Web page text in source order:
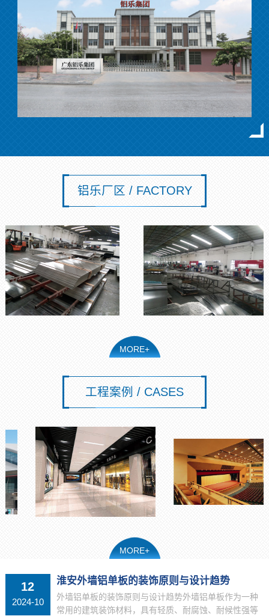
铝乐厂区 / FACTORY
MORE+
工程案例 / CASES
MORE+
12
2024-10
淮安外墙铝单板的装饰原则与设计趋势
外墙铝单板的装饰原则与设计趋势外墙铝单板作为一种
常用的建筑装饰材料，具有轻质、耐腐蚀、耐候性强等